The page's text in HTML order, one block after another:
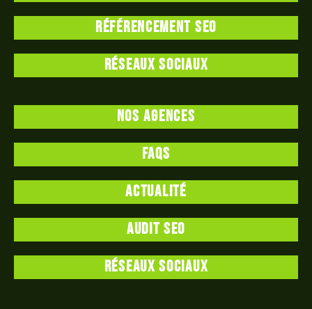
Référencement SEO
Réseaux sociaux
Nos agences
FAQS
Actualité
Audit SEO
Réseaux sociaux